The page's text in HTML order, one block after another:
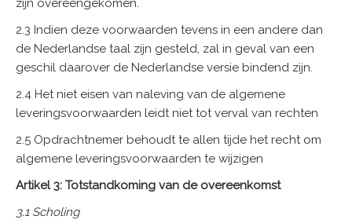
zijn overeengekomen.
2.3 Indien deze voorwaarden tevens in een andere dan
de Nederlandse taal zijn gesteld, zal in geval van een
geschil daarover de Nederlandse versie bindend zijn.
2.4 Het niet eisen van naleving van de algemene
leveringsvoorwaarden leidt niet tot verval van rechten
2.5 Opdrachtnemer behoudt te allen tijde het recht om
algemene leveringsvoorwaarden te wijzigen
Artikel 3: Totstandkoming van de overeenkomst
3.1 Scholing